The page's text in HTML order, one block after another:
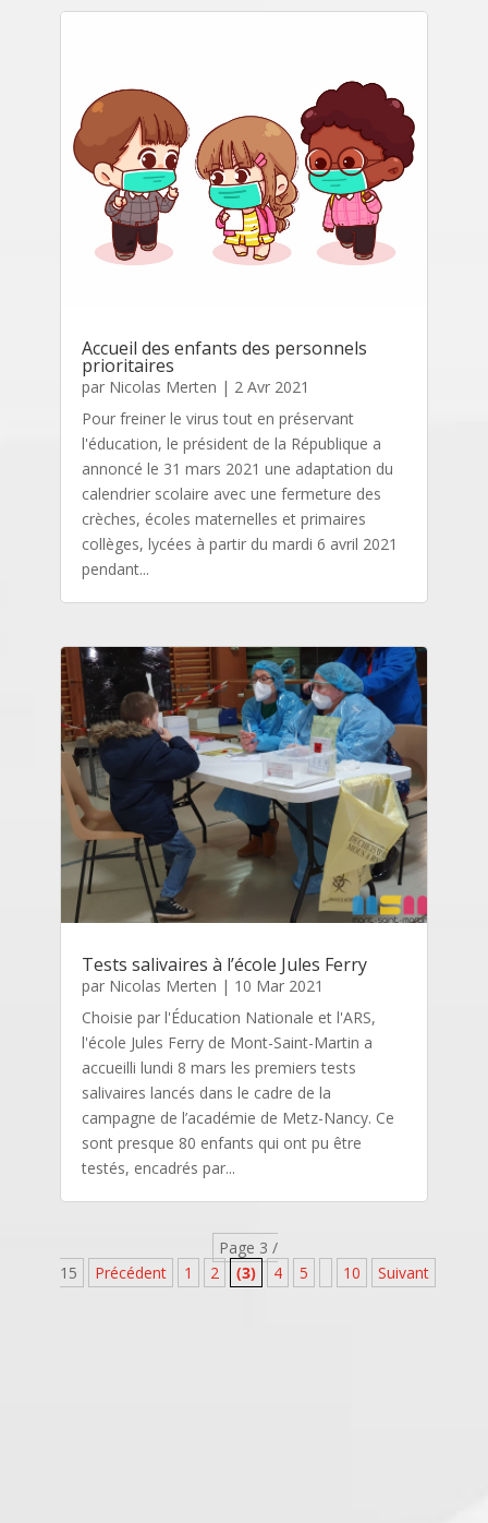
Accueil des enfants des personnels
prioritaires
par Nicolas Merten | 2 Avr 2021
Pour freiner le virus tout en préservant
l'éducation, le président de la République a
annoncé le 31 mars 2021 une adaptation du
calendrier scolaire avec une fermeture des
crèches, écoles maternelles et primaires
collèges, lycées à partir du mardi 6 avril 2021
pendant...
Tests salivaires à l’école Jules Ferry
par Nicolas Merten | 10 Mar 2021
Choisie par l'Éducation Nationale et l'ARS,
l'école Jules Ferry de Mont-Saint-Martin a
accueilli lundi 8 mars les premiers tests
salivaires lancés dans le cadre de la
campagne de l’académie de Metz-Nancy. Ce
sont presque 80 enfants qui ont pu être
testés, encadrés par...
Page 3 /
15
Précédent 1 2 (3) 4 5 10 Suivant